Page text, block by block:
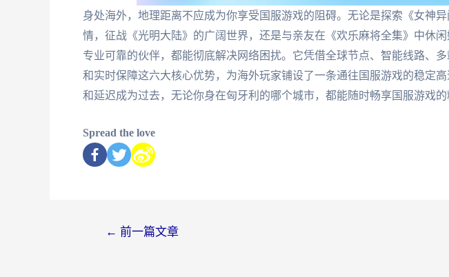
身处海外，地理距离不应成为你享受国服游戏的阻碍。无论是探索《女神
情，征战《光明大陆》的广阔世界，还是与亲友在《欢乐麻将全集》中休
专业可靠的伙伴，都能彻底解决网络困扰。它凭借全球节点、智能线路、
和实时保障这六大核心优势，为海外玩家铺设了一条通往国服游戏的稳定
和延迟成为过去，无论你身在匈牙利的哪个城市，都能随时畅享国服游戏的
Spread the love
← 前一篇文章